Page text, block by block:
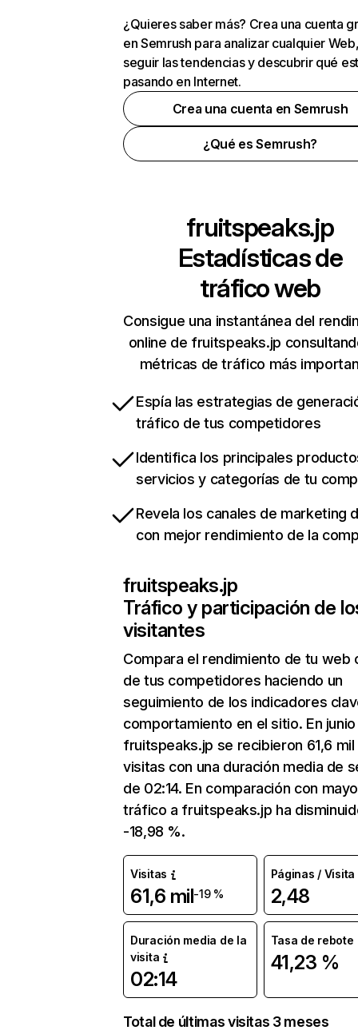
¿Quieres saber más? Crea una cuenta
en Semrush para analizar cualquier
seguir las tendencias y descubrir qué
pasando en Internet.
Crea una cuenta en Semrush
¿Qué es Semrush?
fruitspeaks.jp
Estadísticas de
tráfico web
Consigue una instantánea del
online de fruitspeaks.jp
métricas de tráfico más
Espía las estrategias de
tráfico de tus competidores
Identifica los principales
servicios y categorías de tu
Revela los canales de marketing
con mejor rendimiento de la
fruitspeaks.jp
Tráfico y participación de
visitantes
Compara el rendimiento de tu web
de tus competidores haciendo un
seguimiento de los indicadores
comportamiento en el sitio. En junio
fruitspeaks.jp se recibieron 61,6 mil
visitas con una duración media de
de 02:14. En comparación con
tráfico a fruitspeaks.jp ha
-18,98 %.
Visitas
61,6 mil-19 %
Páginas / Visita
2,48
Duración media de la
visita
02:14
Tasa de rebote
41,23 %
Total de últimas visitas 3 meses